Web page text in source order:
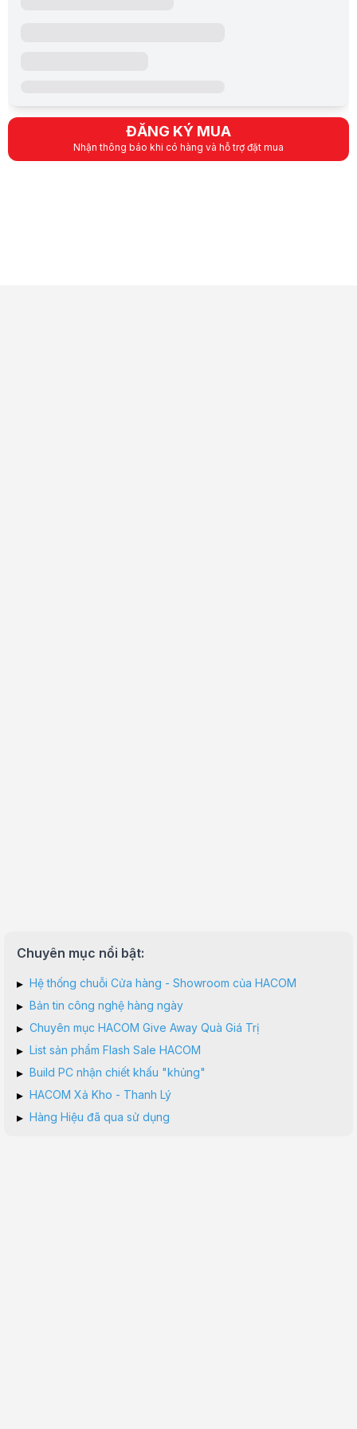
ĐĂNG KÝ MUA
Nhận thông báo khi có hàng và hỗ trợ đặt mua
Chuyên mục nổi bật:
▸ Hệ thống chuỗi Cửa hàng - Showroom của HACOM
▸ Bản tin công nghệ hàng ngày
▸ Chuyên mục HACOM Give Away Quà Giá Trị
▸ List sản phẩm Flash Sale HACOM
▸ Build PC nhận chiết khấu "khủng"
▸ HACOM Xả Kho - Thanh Lý
▸ Hàng Hiệu đã qua sử dụng